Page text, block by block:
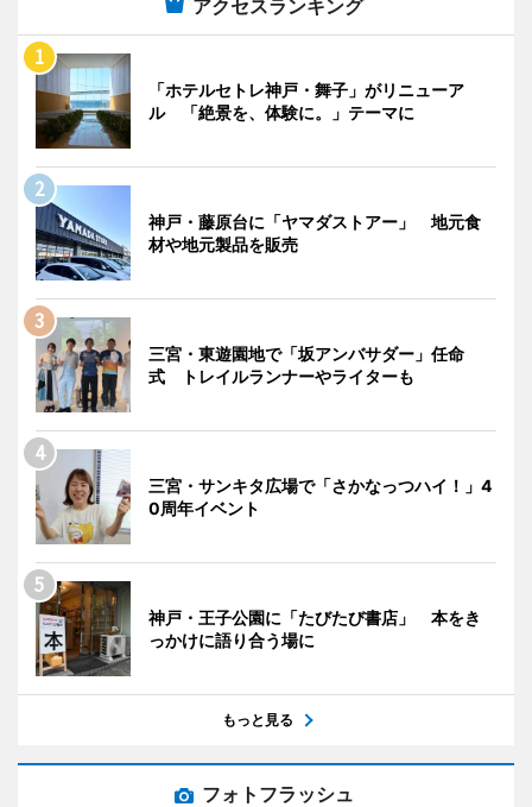
アクセスランキング
「ホテルセトレ神戸・舞子」がリニューア
ル 「絶景を、体験に。」テーマに
神戸・藤原台に「ヤマダストアー」 地元食
材や地元製品を販売
三宮・東遊園地で「坂アンバサダー」任命
式 トレイルランナーやライターも
三宮・サンキタ広場で「さかなっつハイ！」4
0周年イベント
神戸・王子公園に「たびたび書店」 本をき
っかけに語り合う場に
もっと見る
フォトフラッシュ